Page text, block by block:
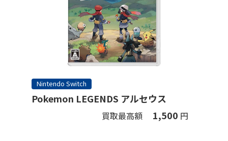
Nintendo Switch
Pokemon LEGENDS アルセウス
買取最高額 1,500 円